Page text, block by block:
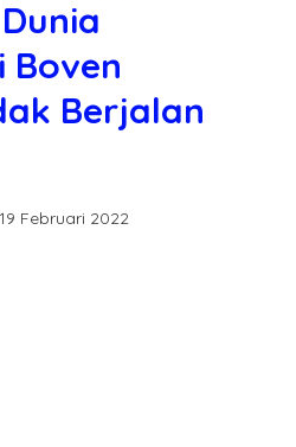
Boven
Berjalan
19 Februari 2022